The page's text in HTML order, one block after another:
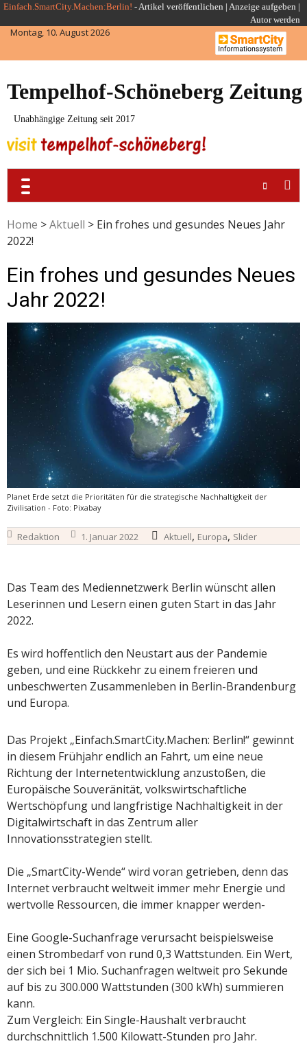
Skip
to
content
Einfach.SmartCity.Machen:Berlin! -Artikel veröffentlichen | Anzeige aufgeben |
Autor werden
Montag, 10. August 2026
Tempelhof-Schöneberg Zeitung
Unabhängige Zeitung seit 2017
Home >Aktuell > Ein frohes und gesundes Neues Jahr
2022!
Ein frohes und gesundes Neues
Jahr 2022!
Planet Erde setzt die Prioritäten für die strategische Nachhaltigkeit der
Zivilisation - Foto: Pixabay
Redaktion 1. Januar 2022 Aktuell, Europa, Slider
Das Team des Mediennetzwerk Berlin wünscht allen
Leserinnen und Lesern einen guten Start in das Jahr
2022.
Es wird hoffentlich den Neustart aus der Pandemie
geben, und eine Rückkehr zu einem freieren und
unbeschwerten Zusammenleben in Berlin-Brandenburg
und Europa.
Das Projekt „Einfach.SmartCity.Machen: Berlin!“ gewinnt
in diesem Frühjahr endlich an Fahrt, um eine neue
Richtung der Internetentwicklung anzustoßen, die
Europäische Souveränität, volkswirtschaftliche
Wertschöpfung und langfristige Nachhaltigkeit in der
Digitalwirtschaft in das Zentrum aller
Innovationsstrategien stellt.
Die „SmartCity-Wende“ wird voran getrieben, denn das
Internet verbraucht weltweit immer mehr Energie und
wertvolle Ressourcen, die immer knapper werden-
Eine Google-Suchanfrage verursacht beispielsweise
einen Strombedarf von rund 0,3 Wattstunden. Ein Wert,
der sich bei 1 Mio. Suchanfragen weltweit pro Sekunde
auf bis zu 300.000 Wattstunden (300 kWh) summieren
kann.
Zum Vergleich: Ein Single-Haushalt verbraucht
durchschnittlich 1.500 Kilowatt-Stunden pro Jahr.